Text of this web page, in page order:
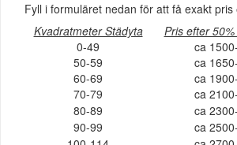
Fyll i formuläret nedan för att få exakt
Kvadratmeter Städyta
Pris efter
0-49
ca
50-59
ca
60-69
ca
70-79
ca
80-89
ca
90-99
ca